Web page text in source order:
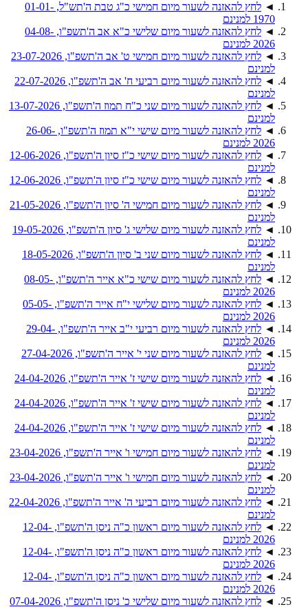
◄
לחץ להאזנה לשעור מיום חמישי כ"ג טבת ה'תש"ל, 01-01-
1970 למנינם
◄
לחץ להאזנה לשעור מיום שלישי כ"א אב ה'תשפ"ו, 04-08-
2026 למנינם
◄
לחץ להאזנה לשעור מיום חמישי ט' אב ה'תשפ"ו, 23-07-2026
למנינם
◄
לחץ להאזנה לשעור מיום רביעי ח' אב ה'תשפ"ו, 22-07-2026
למנינם
◄
לחץ להאזנה לשעור מיום שני כ"ח תמוז ה'תשפ"ו, 13-07-2026
למנינם
◄
לחץ להאזנה לשעור מיום שישי י"א תמוז ה'תשפ"ו, 26-06-
2026 למנינם
◄
לחץ להאזנה לשעור מיום שישי כ"ז סיון ה'תשפ"ו, 12-06-2026
למנינם
◄
לחץ להאזנה לשעור מיום שישי כ"ז סיון ה'תשפ"ו, 12-06-2026
למנינם
◄
לחץ להאזנה לשעור מיום חמישי ה' סיון ה'תשפ"ו, 21-05-2026
למנינם
◄
לחץ להאזנה לשעור מיום שלישי ג' סיון ה'תשפ"ו, 19-05-2026
למנינם
◄
לחץ להאזנה לשעור מיום שני ב' סיון ה'תשפ"ו, 18-05-2026
למנינם
◄
לחץ להאזנה לשעור מיום שישי כ"א אייר ה'תשפ"ו, 08-05-
2026 למנינם
◄
לחץ להאזנה לשעור מיום שלישי י"ח אייר ה'תשפ"ו, 05-05-
2026 למנינם
◄
לחץ להאזנה לשעור מיום רביעי י"ב אייר ה'תשפ"ו, 29-04-
2026 למנינם
◄
לחץ להאזנה לשעור מיום שני י' אייר ה'תשפ"ו, 27-04-2026
למנינם
◄
לחץ להאזנה לשעור מיום שישי ז' אייר ה'תשפ"ו, 24-04-2026
למנינם
◄
לחץ להאזנה לשעור מיום שישי ז' אייר ה'תשפ"ו, 24-04-2026
למנינם
◄
לחץ להאזנה לשעור מיום שישי ז' אייר ה'תשפ"ו, 24-04-2026
למנינם
◄
לחץ להאזנה לשעור מיום חמישי ו' אייר ה'תשפ"ו, 23-04-2026
למנינם
◄
לחץ להאזנה לשעור מיום חמישי ו' אייר ה'תשפ"ו, 23-04-2026
למנינם
◄
לחץ להאזנה לשעור מיום רביעי ה' אייר ה'תשפ"ו, 22-04-2026
למנינם
◄
לחץ להאזנה לשעור מיום ראשון כ"ה ניסן ה'תשפ"ו, 12-04-
2026 למנינם
◄
לחץ להאזנה לשעור מיום ראשון כ"ה ניסן ה'תשפ"ו, 12-04-
2026 למנינם
◄
לחץ להאזנה לשעור מיום ראשון כ"ה ניסן ה'תשפ"ו, 12-04-
2026 למנינם
◄
לחץ להאזנה לשעור מיום שלישי כ' ניסן ה'תשפ"ו, 07-04-2026